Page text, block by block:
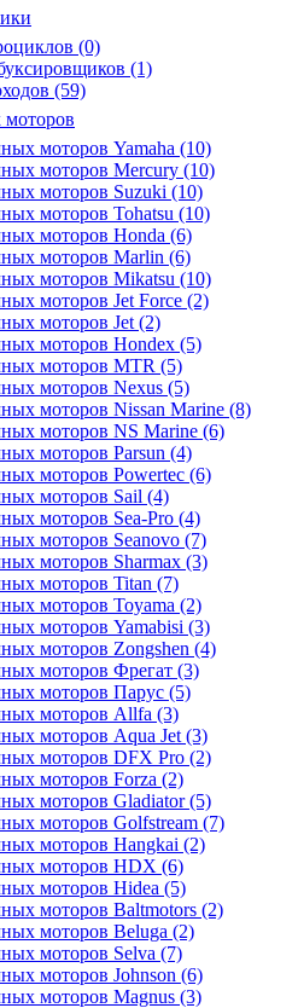
(0)
(1)
(59)
моторов Yamaha (10)
моторов Mercury (10)
моторов Suzuki (10)
моторов Tohatsu (10)
моторов Honda (6)
моторов Marlin (6)
моторов Mikatsu (10)
моторов Jet Force (2)
моторов Jet (2)
моторов Hondex (5)
моторов MTR (5)
моторов Nexus (5)
моторов Nissan Marine (8)
моторов NS Marine (6)
моторов Parsun (4)
моторов Powertec (6)
моторов Sail (4)
моторов Sea-Pro (4)
моторов Seanovo (7)
моторов Sharmax (3)
моторов Titan (7)
моторов Toyama (2)
моторов Yamabisi (3)
моторов Zongshen (4)
моторов Фрегат (3)
моторов Парус (5)
моторов Allfa (3)
моторов Aqua Jet (3)
моторов DFX Pro (2)
моторов Forza (2)
моторов Gladiator (5)
моторов Golfstream (7)
моторов Hangkai (2)
моторов HDX (6)
моторов Hidea (5)
моторов Baltmotors (2)
моторов Beluga (2)
моторов Selva (7)
моторов Johnson (6)
моторов Magnus (3)